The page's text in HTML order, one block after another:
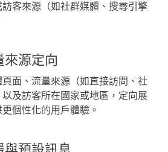
客來源（如社群媒體、搜尋引擎
來源定向
面、流量來源（如直接訪問、社
及訪客所在國家或地區，定向展
個性化的用戶體驗。